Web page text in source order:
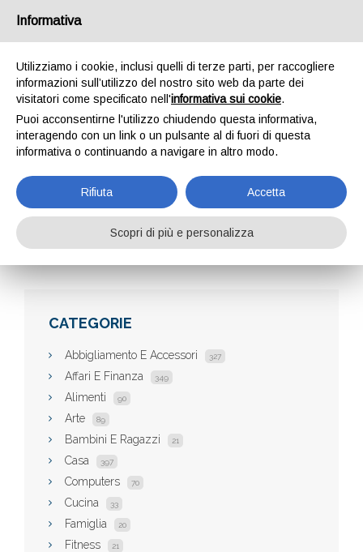
ACM FORNITURE
Aziende Acm forniture
CATEGORIE
Abbigliamento E Accessori 327
Affari E Finanza 349
Alimenti 90
Arte 89
Bambini E Ragazzi 21
Casa 397
Computers 70
Cucina 33
Famiglia 20
Fitness 21
Informativa
Utilizziamo i cookie, inclusi quelli di terze parti, per raccogliere
informazioni sull’utilizzo del nostro sito web da parte dei
visitatori come specificato nell'informativa sui cookie.
Puoi acconsentirne l'utilizzo chiudendo questa informativa,
interagendo con un link o un pulsante al di fuori di questa
informativa o continuando a navigare in altro modo.
Rifiuta Accetta
Scopri di più e personalizza